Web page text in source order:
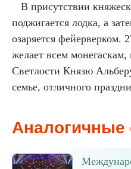
В присутствии
поджигается лодка, а
озаряется фейерверком.
желает всем
Светлости Князю
семье, отличного
Аналогичные